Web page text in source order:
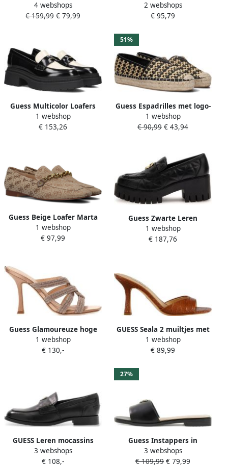
labeldetail model 'YANIKA'
4 webshops
€ 159,99 € 79,99
Rubberen Schoenen Black
Dames
2 webshops
€ 95,79
Guess Multicolor Loafers
zonder Sluiting Black
Dames
1 webshop
€ 153,26
51%
Guess Espadrilles met logo-
applicatie model
'JOLANDON'
1 webshop
€ 90,99 € 43,94
Guess Beige Loafer Marta
met Mocassin Look Beige
Dames
1 webshop
€ 97,99
Guess Zwarte Leren
Instappers Vrouwen Black
Dames
1 webshop
€ 187,76
Guess Glamoureuze hoge
hakken sandalen Roze
Dames
1 webshop
€ 130,-
GUESS Seala 2 muiltjes met
crocoprint bruin
1 webshop
€ 89,99
GUESS Leren mocassins
Beliso
3 webshops
€ 108,-
27%
Guess Instappers in
leerlook model 'Ramlan'
3 webshops
€ 109,99 € 79,99